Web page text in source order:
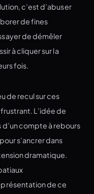
c’est d’abuser
de fines
de démêler
à cliquer sur la
fois.
de recul sur ces
L’idée de
compte à rebours
s’ancrer dans
dramatique.
de ce